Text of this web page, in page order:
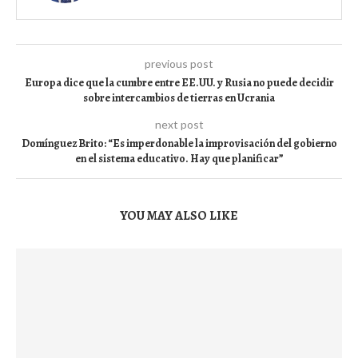
previous post
Europa dice que la cumbre entre EE.UU. y Rusia no puede decidir
sobre intercambios de tierras en Ucrania
next post
Domínguez Brito: “Es imperdonable la improvisación del gobierno
en el sistema educativo. Hay que planificar”
YOU MAY ALSO LIKE